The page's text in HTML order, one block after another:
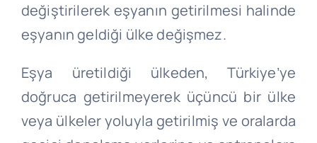
değiştirilerek eşyanın getirilmesi halinde
eşyanın geldiği ülke değişmez.
Eşya üretildiği ülkeden, Türkiye’ye
doğruca getirilmeyerek üçüncü bir ülke
veya ülkeler yoluyla getirilmiş ve oralarda